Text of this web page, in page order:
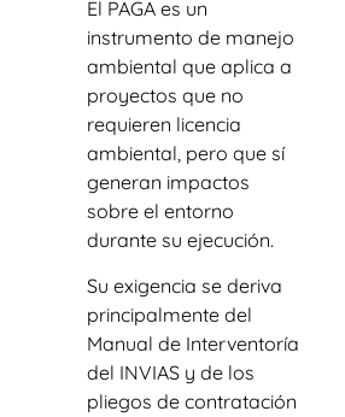
El PAGA es un
instrumento de manejo
ambiental que aplica a
proyectos que no
requieren licencia
ambiental, pero que sí
generan impactos
sobre el entorno
durante su ejecución.
Su exigencia se deriva
principalmente del
Manual de Interventoría
del INVIAS y de los
pliegos de contratación